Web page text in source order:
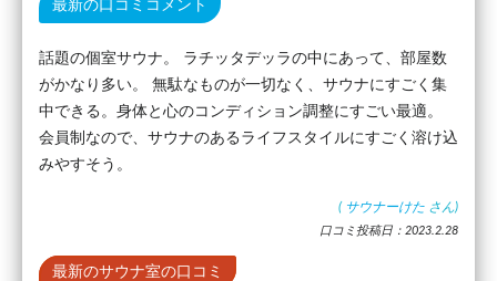
最新の口コミコメント
話題の個室サウナ。 ラチッタデッラの中にあって、部屋数
がかなり多い。 無駄なものが一切なく、サウナにすごく集
中できる。身体と心のコンディション調整にすごい最適。
会員制なので、サウナのあるライフスタイルにすごく溶け込
みやすそう。
( サウナーけた さん)
口コミ投稿日：2023.2.28
最新のサウナ室の口コミ